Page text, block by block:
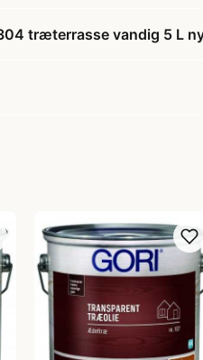
træterrasse vandig 5 L